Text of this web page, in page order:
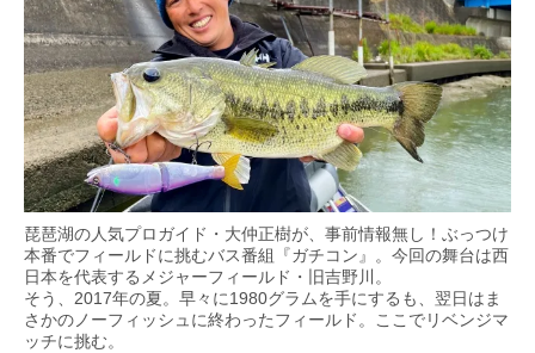
琵琶湖の人気プロガイド・大仲正樹が、事前情報無し！ぶっつけ
本番でフィールドに挑むバス番組『ガチコン』。今回の舞台は西
日本を代表するメジャーフィールド・旧吉野川。
そう、2017年の夏。早々に1980グラムを手にするも、翌日はま
さかのノーフィッシュに終わったフィールド。ここでリベンジマ
ッチに挑む。